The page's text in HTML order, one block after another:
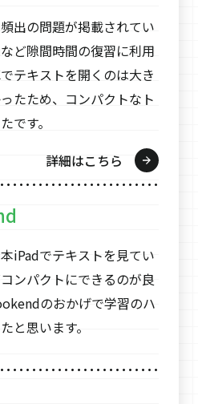
出の問題が掲載されてい
ど隙間時間の復習に利用
テキストを開くのは大き
たため、コンパクトなト
です。
詳細はこちら
iPadでテキストを見てい
ンパクトにできるのが良
のおかげで学習のハ
と思います。